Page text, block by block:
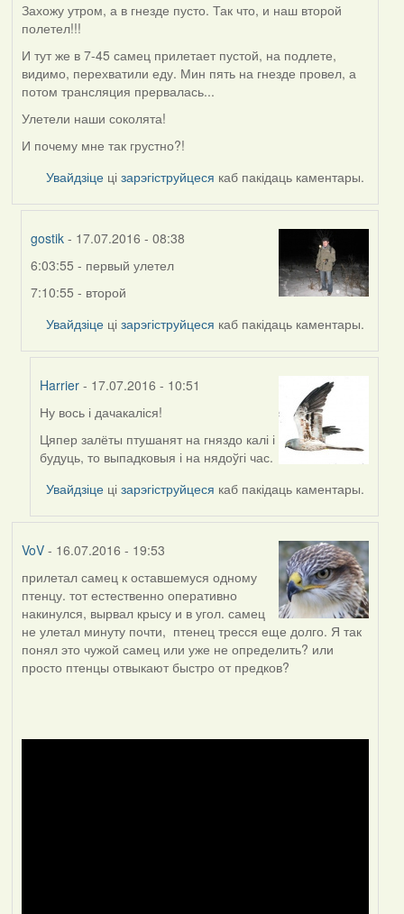
Захожу утром, а в гнезде пусто. Так что, и наш второй
полетел!!!
И тут же в 7-45 самец прилетает пустой, на подлете,
видимо, перехватили еду. Мин пять на гнезде провел, а
потом трансляция прервалась...
Улетели наши соколята!
И почему мне так грустно?!
Увайдзіце цізарэгіструйцеся каб пакідаць каментары.
gostik - 17.07.2016 - 08:38
In
reply
Жанна
6:03:55 - первый улетел
7:10:55 - второй
Увайдзіце цізарэгіструйцеся каб пакідаць каментары.
Harrier - 17.07.2016 - 10:51
In
reply
to
gostik
Ну вось і дачакаліся!
Цяпер залёты птушанят на гняздо калі і
будуць, то выпадковыя і на нядоўгі час.
Увайдзіце цізарэгіструйцеся каб пакідаць каментары.
VoV- 16.07.2016 - 19:53
прилетал самец к оставшемуся одному
птенцу. тот естественно оперативно
накинулся, вырвал крысу и в угол. самец
не улетал минуту почти, птенец тресся еще долго. Я так
понял это чужой самец или уже не определить? или
просто птенцы отвыкают быстро от предков?